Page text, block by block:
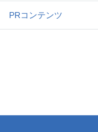
PRコンテンツ